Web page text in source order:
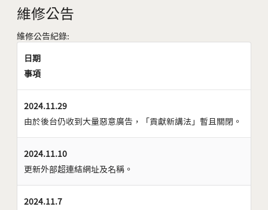
維修公告
維修公告紀錄:
日期
事項
2024.11.29
由於後台仍收到大量惡意廣告，「貢獻新講法」暫且關閉。
2024.11.10
更新外部超連結網址及名稱。
2024.11.7